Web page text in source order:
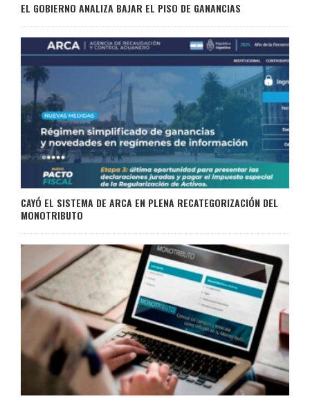
EL GOBIERNO ANALIZA BAJAR EL PISO DE GANANCIAS
CAYÓ EL SISTEMA DE ARCA EN PLENA RECATEGORIZACIÓN DEL
MONOTRIBUTO